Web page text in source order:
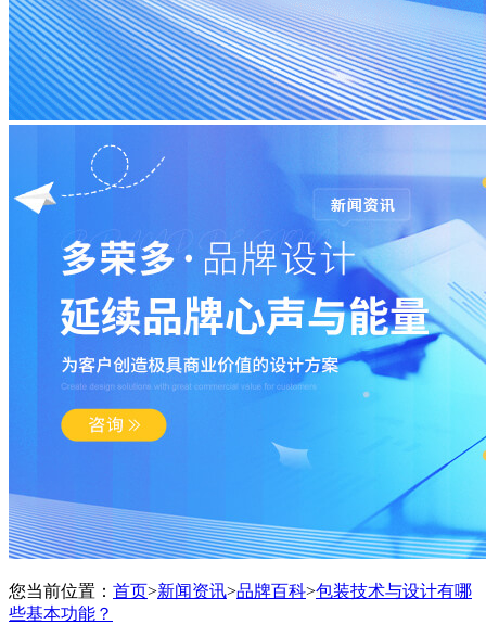
您当前位置： 首页>新闻资讯>品牌百科>包装技术与设计有哪
些基本功能？